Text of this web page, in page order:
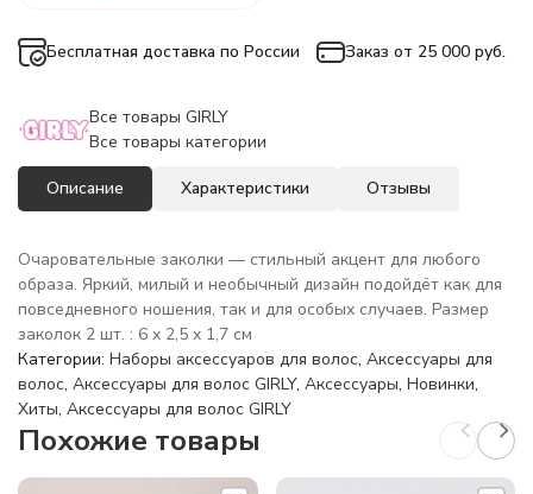
Бесплатная доставка по России Заказ от 25 000 руб.
Все товары GIRLY
Все товары категории
Описание Характеристики Отзывы
Очаровательные заколки — стильный акцент для любого
образа. Яркий, милый и необычный дизайн подойдёт как для
повседневного ношения, так и для особых случаев. Размер
заколок 2 шт. : 6 x 2,5 x 1,7 см
Категории: Наборы аксессуаров для волос, Аксессуары для
волос, Аксессуары для волос GIRLY, Аксессуары, Новинки,
Хиты, Аксессуары для волос GIRLY
Похожие товары